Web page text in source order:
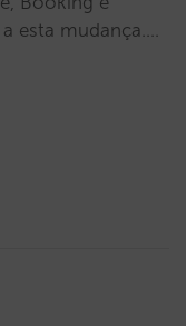
esta mudança.…